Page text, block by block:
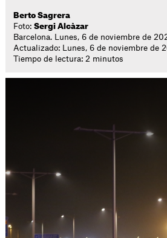
Berto Sagrera
Foto:Sergi Alcàzar
Barcelona. Lunes, 6 de noviembre de
Actualizado: Lunes, 6 de noviembre de
Tiempo de lectura: 2 minutos